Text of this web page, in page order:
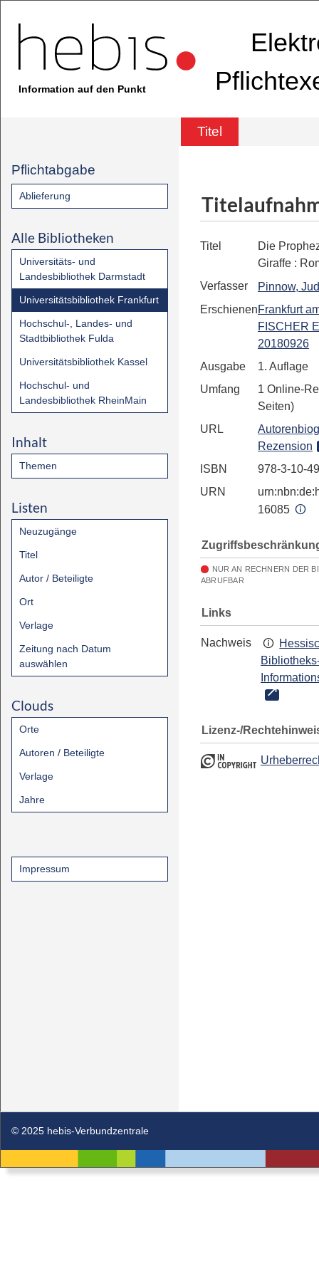
Information auf den Punkt
Titel
Pflichtabgabe
Ablieferung
Alle Bibliotheken
Universitäts- und
Landesbibliothek Darmstadt
Universitätsbibliothek Frankfurt
Hochschul-, Landes- und
Stadtbibliothek Fulda
Universitätsbibliothek Kassel
Hochschul- und
Landesbibliothek RheinMain
Inhalt
Themen
Listen
Neuzugänge
Titel
Autor / Beteiligte
Ort
Verlage
Zeitung nach Datum
auswählen
Clouds
Orte
Autoren / Beteiligte
Verlage
Jahre
Impressum
Titel
Die
Giraffe :
Verfasser
Pinnow,
ErschienenFrankfurt
FISCHER
20180926
Ausgabe
1. Auflage
Umfang
1 Online-
Seiten)
URL
Rezension
ISBN
978-3-10-
URN
16085
NUR AN RECHNERN DER
ABRUFBAR
Links
Nachweis
Lizenz-/
© 2025 hebis-Verbundzentrale